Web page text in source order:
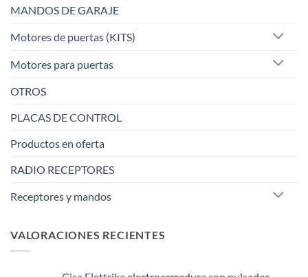
MANDOS DE GARAJE
Motores de puertas (KITS)
Motores para puertas
OTROS
PLACAS DE CONTROL
Productos en oferta
RADIO RECEPTORES
Receptores y mandos
VALORACIONES RECIENTES